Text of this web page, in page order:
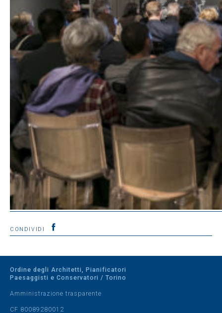
CONDIVIDI
Ordine degli Architetti, Pianificatori
Paesaggisti e Conservatori / Torino
Amministrazione trasparente
CF 80089280012